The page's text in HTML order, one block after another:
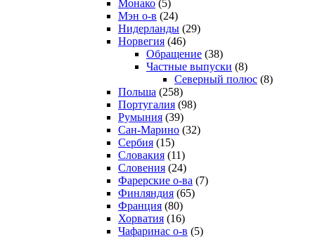
Монако (5)
Мэн о-в (24)
Нидерланды (29)
Норвегия (46)
Обращение (38)
Частные выпуски (8)
Северный полюс (8)
Польша (258)
Португалия (98)
Румыния (39)
Сан-Марино (32)
Сербия (15)
Словакия (11)
Словения (24)
Фарерские о-ва (7)
Финляндия (65)
Франция (80)
Хорватия (16)
Чафаринас о-в (5)